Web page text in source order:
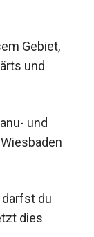
Gebiet,
und
und
darfst du
dies